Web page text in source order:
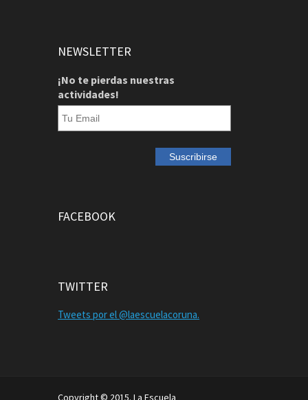
NEWSLETTER
¡No te pierdas nuestras
actividades!
FACEBOOK
TWITTER
Tweets por el @laescuelacoruna.